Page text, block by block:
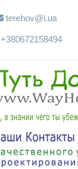
terehov@i.ua
+380672158494